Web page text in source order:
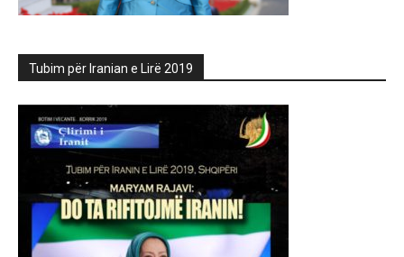
Tubim për Iranian e Lirë 2019